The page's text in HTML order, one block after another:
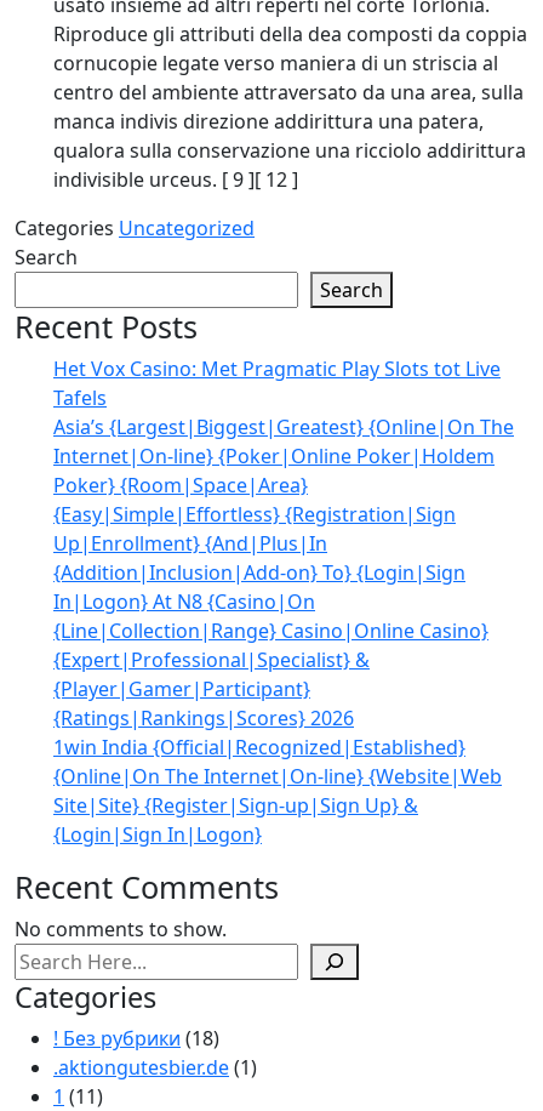
Riproduce gli attributi della dea composti da coppia
cornucopie legate verso maniera di un striscia al
centro del ambiente attraversato da una area, sulla
manca indivis direzione addirittura una patera,
qualora sulla conservazione una ricciolo addirittura
indivisible urceus. [ 9 ][ 12 ]
Categories Uncategorized
Search
Search
Recent Posts
Het Vox Casino: Met Pragmatic Play Slots tot Live
Tafels
Asia’s {Largest|Biggest|Greatest} {Online|On The
Internet|On-line} {Poker|Online Poker|Holdem
Poker} {Room|Space|Area}
{Easy|Simple|Effortless} {Registration|Sign
Up|Enrollment} {And|Plus|In
{Addition|Inclusion|Add-on} To} {Login|Sign
In|Logon} At N8 {Casino|On
{Line|Collection|Range} Casino|Online Casino}
{Expert|Professional|Specialist} &
{Player|Gamer|Participant}
{Ratings|Rankings|Scores} 2026
1win India {Official|Recognized|Established}
{Online|On The Internet|On-line} {Website|Web
Site|Site} {Register|Sign-up|Sign Up} &
{Login|Sign In|Logon}
Recent Comments
No comments to show.
Search
Categories
! Без рубрики (18)
.aktiongutesbier.de(1)
1 (11)